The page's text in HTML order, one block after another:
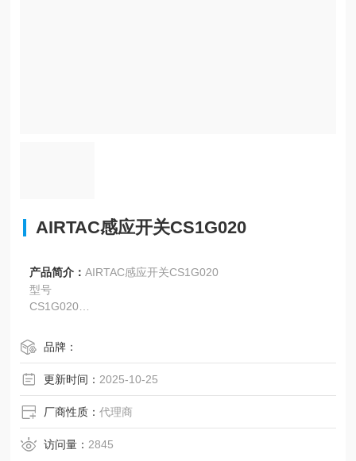
AIRTAC感应开关CS1G020
产品简介：AIRTAC感应开关CS1G020
型号
CS1G020
品牌：
更新时间： 2025-10-25
厂商性质：代理商
访问量： 2845